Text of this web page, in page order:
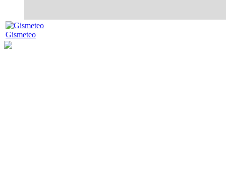
Gismeteo